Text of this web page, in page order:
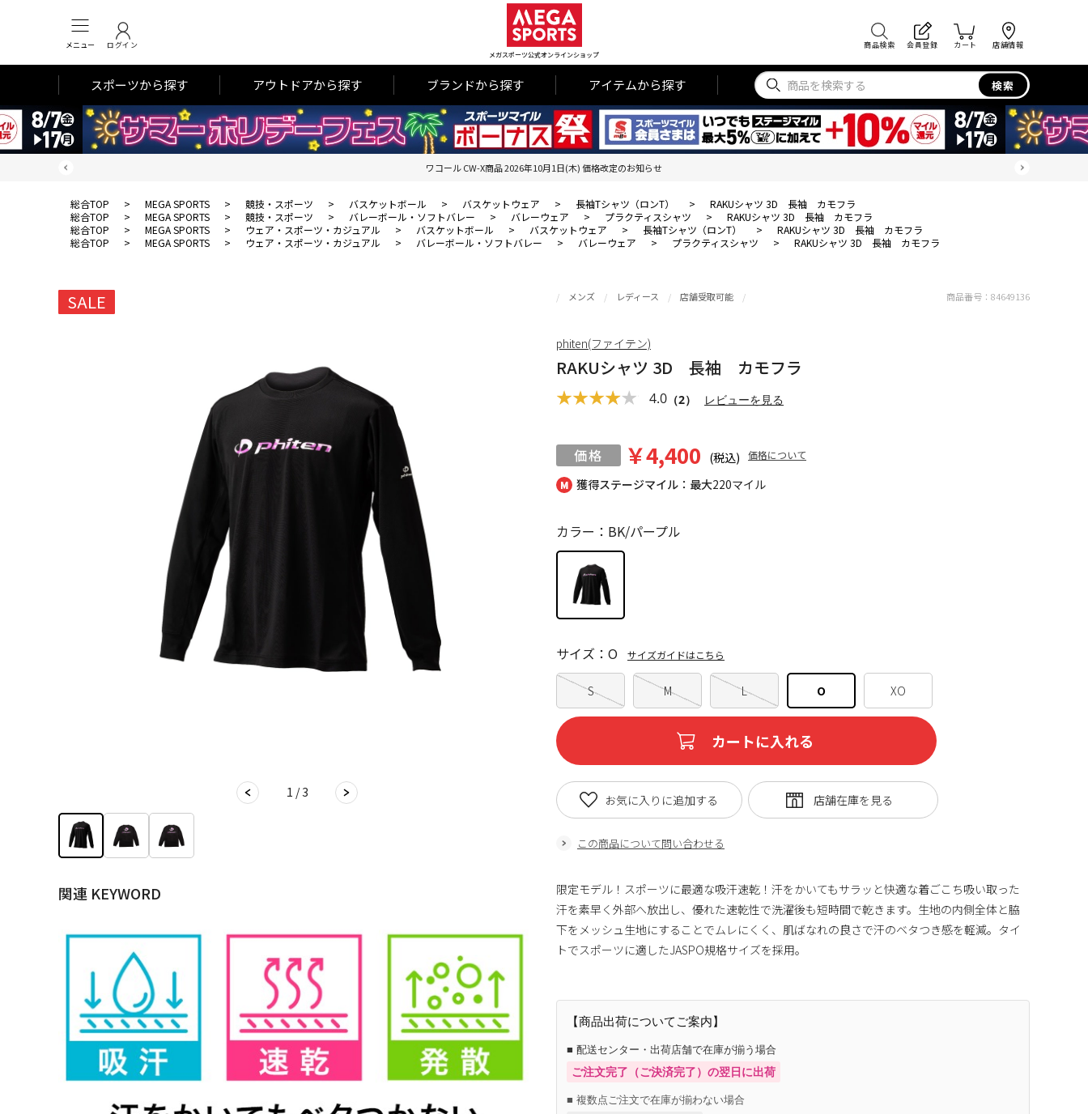
メニュー ログイン
メガスポーツ公式オンラインショップ
商品検索 会員登録 カート 店舗情報
スポーツから探す アウトドアから探す ブランドから探す アイテムから探す 検索
ワコール CW-X商品 2026年10月1日(木) 価格改定のお知らせ
総合TOP > MEGA SPORTS > 競技・スポーツ > バスケットボール > バスケットウェア > 長袖Tシャツ（ロンT） >
RAKUシャツ 3D 長袖 カモフラ
総合TOP
> MEGA SPORTS > 競技・スポーツ > バレーボール・ソフトバレー > バレーウェア > プラクティスシャツ >
RAKUシャツ 3D 長袖 カモフラ
総合TOP
> MEGA SPORTS > ウェア・スポーツ・カジュアル > バスケットボール > バスケットウェア > 長袖Tシャツ（ロンT） >
RAKUシャツ 3D 長袖 カモフラ
総合TOP
> MEGA SPORTS > ウェア・スポーツ・カジュアル > バレーボール・ソフトバレー > バレーウェア > プラクティスシャツ > RAKUシャツ 3D 長袖 カモフラ
SALE
1 / 3
関連 KEYWORD
獲得ステージマイル：最大220マイル
メンズ レディース 店舗受取可能
RAKUシャツ 3D 長袖 カモフラ
4.0 （2） レビューを見る
￥4,400 (税込) 価格について
カラー：BK/パープル
S M L O XO
サイズ：O サイズガイドはこちら
カートに入れる
この商品について問い合わせる
お気に入りに追加する
商品番号： 84649136
phiten(ファイテン)
限定モデル！スポーツに最適な吸汗速乾！汗をかいてもサラッと快適な着ごこち吸い取った
汗を素早く外部へ放出し、優れた速乾性で洗濯後も短時間で乾きます。生地の内側全体と脇
下をメッシュ生地にすることでムレにくく、肌ばなれの良さで汗のベタつき感を軽減。タイ
トでスポーツに適したJASPO規格サイズを採用。
【商品出荷についてご案内】
■ 配送センター・出荷店舗で在庫が揃う場合
ご注文完了（ご決済完了）の翌日に出荷
■ 複数点ご注文で在庫が揃わない場合